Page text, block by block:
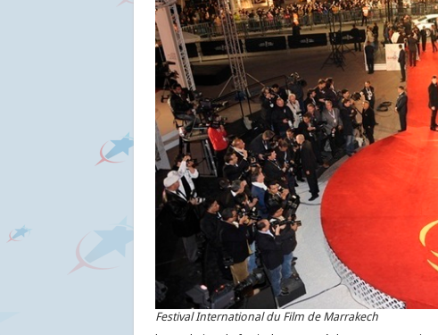
Festival International du Film de Marrakech